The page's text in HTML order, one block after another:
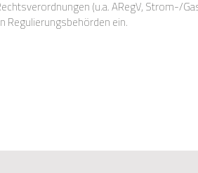
Regulierungsbehörden ein.